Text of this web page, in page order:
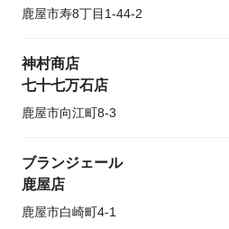
鹿屋市寿8丁目1-44-2
神村商店
七十七万石店
鹿屋市向江町8-3
ブランジェール
鹿屋店
鹿屋市白崎町4-1